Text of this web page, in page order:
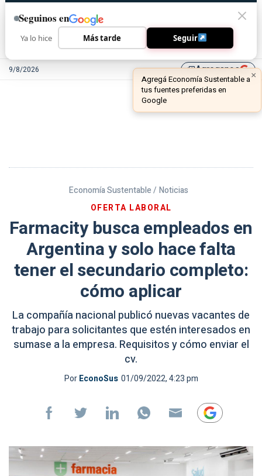
9/8/2026 library_addAgreganos
Economía Sustentable / Noticias
OFERTA LABORAL
Farmacity busca empleados en
Argentina y solo hace falta
tener el secundario completo:
cómo aplicar
La compañía nacional publicó nuevas vacantes de
trabajo para solicitantes que estén interesados en
sumase a la empresa. Requisitos y cómo enviar el
cv.
PorEconoSus 01/09/2022, 4:23 pm
Seguinos en
Ya lo hice Más tarde Seguir